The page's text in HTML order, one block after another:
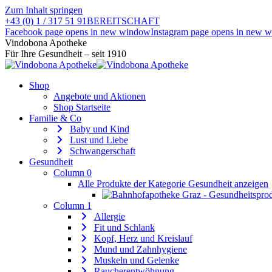
Zum Inhalt springen
+43 (0) 1 / 317 51 91BEREITSCHAFT
Facebook page opens in new windowInstagram page opens in new
Vindobona Apotheke
Für Ihre Gesundheit – seit 1910
Shop
Angebote und Aktionen
Shop Startseite
Familie & Co
Baby und Kind
Lust und Liebe
Schwangerschaft
Gesundheit
Column 0
Alle Produkte der Kategorie Gesundheit anzeigen
Column 1
Allergie
Fit und Schlank
Kopf, Herz und Kreislauf
Mund und Zahnhygiene
Muskeln und Gelenke